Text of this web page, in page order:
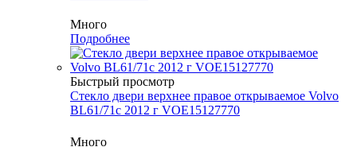
Много
Подробнее
Быстрый просмотр
Стекло двери верхнее правое открываемое Volvo
BL61/71с 2012 г VOE15127770
Много